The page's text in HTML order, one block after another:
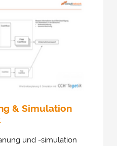
& Simulation
und -simulation